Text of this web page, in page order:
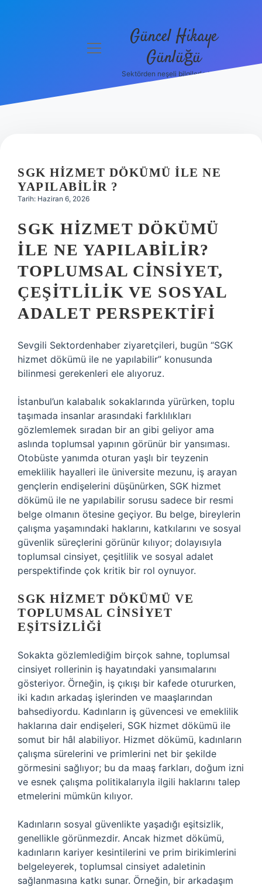
Hakkımızda
menüyü
Güncel Hikaye
Günlüğü
Sektörden neşeli bilgilerle tanış!
SGK HIZMET DÖKÜMÜ ILE NE
YAPILABILIR ?
Tarih: Haziran 6, 2026
SGK HIZMET DÖKÜMÜ
ILE NE YAPILABILIR?
TOPLUMSAL CINSIYET,
ÇEŞITLILIK VE SOSYAL
ADALET PERSPEKTIFI
Sevgili Sektordenhaber ziyaretçileri, bugün “SGK
hizmet dökümü ile ne yapılabilir” konusunda
bilinmesi gerekenleri ele alıyoruz.
İstanbul’un kalabalık sokaklarında yürürken, toplu
taşımada insanlar arasındaki farklılıkları
gözlemlemek sıradan bir an gibi geliyor ama
aslında toplumsal yapının görünür bir yansıması.
Otobüste yanımda oturan yaşlı bir teyzenin
emeklilik hayalleri ile üniversite mezunu, iş arayan
gençlerin endişelerini düşünürken, SGK hizmet
dökümü ile ne yapılabilir sorusu sadece bir resmi
belge olmanın ötesine geçiyor. Bu belge, bireylerin
çalışma yaşamındaki haklarını, katkılarını ve sosyal
güvenlik süreçlerini görünür kılıyor; dolayısıyla
toplumsal cinsiyet, çeşitlilik ve sosyal adalet
perspektifinde çok kritik bir rol oynuyor.
SGK HIZMET DÖKÜMÜ VE
TOPLUMSAL CINSIYET
EŞITSIZLIĞI
Sokakta gözlemlediğim birçok sahne, toplumsal
cinsiyet rollerinin iş hayatındaki yansımalarını
gösteriyor. Örneğin, iş çıkışı bir kafede otururken,
iki kadın arkadaş işlerinden ve maaşlarından
bahsediyordu. Kadınların iş güvencesi ve emeklilik
haklarına dair endişeleri, SGK hizmet dökümü ile
somut bir hâl alabiliyor. Hizmet dökümü, kadınların
çalışma sürelerini ve primlerini net bir şekilde
görmesini sağlıyor; bu da maaş farkları, doğum izni
ve esnek çalışma politikalarıyla ilgili haklarını talep
etmelerini mümkün kılıyor.
Kadınların sosyal güvenlikte yaşadığı eşitsizlik,
genellikle görünmezdir. Ancak hizmet dökümü,
kadınların kariyer kesintilerini ve prim birikimlerini
belgeleyerek, toplumsal cinsiyet adaletinin
sağlanmasına katkı sunar. Örneğin, bir arkadaşım